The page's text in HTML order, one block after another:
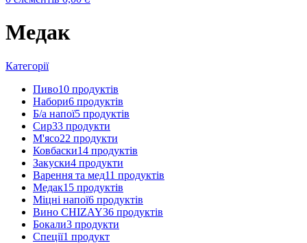
Медак
Категорії
Пиво10 продуктів
Набори6 продуктів
Б/а напої5 продуктів
Сир33 продукти
М'ясо22 продукти
Ковбаски14 продуктів
Закуски4 продукти
Варення та мед11 продуктів
Медак15 продуктів
Міцні напої6 продуктів
Вино CHIZAY36 продуктів
Бокали3 продукти
Спеції1 продукт